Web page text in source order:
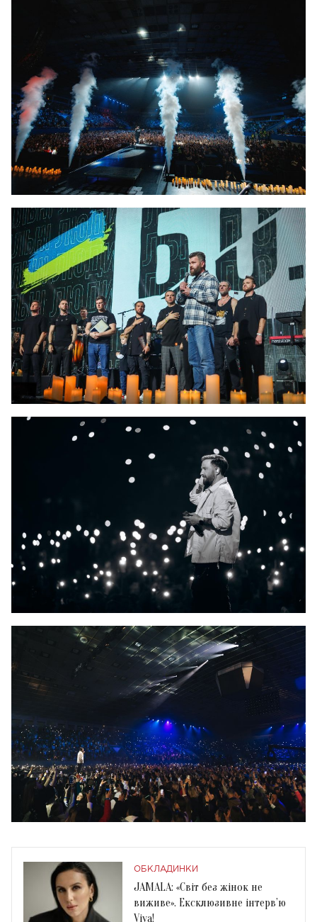
ОБКЛАДИНКИ
JAMALA: «Світ без жінок не
виживе». Ексклюзивне інтерв’ю
Viva!